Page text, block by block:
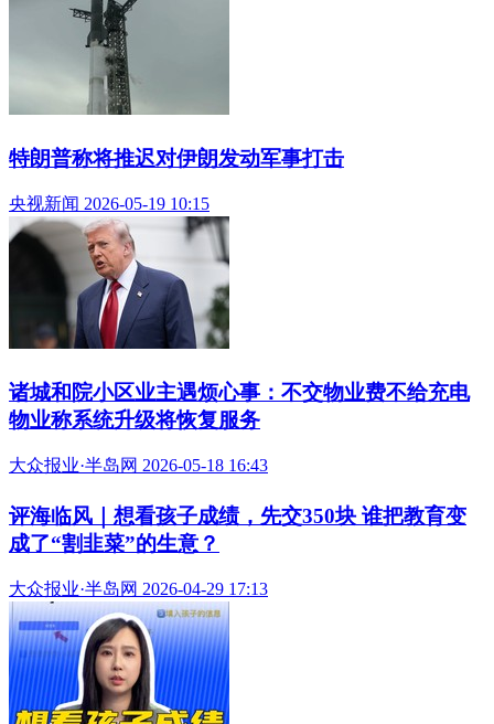
特朗普称将推迟对伊朗发动军事打击
央视新闻 2026-05-19 10:15
诸城和院小区业主遇烦心事：不交物业费不给充电
物业称系统升级将恢复服务
大众报业·半岛网 2026-05-18 16:43
评海临风｜想看孩子成绩，先交350块 谁把教育变
成了“割韭菜”的生意？
大众报业·半岛网 2026-04-29 17:13